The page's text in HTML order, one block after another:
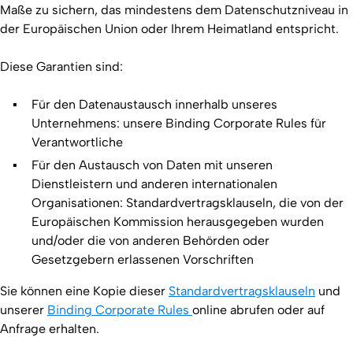
Maße zu sichern, das mindestens dem Datenschutzniveau in
der Europäischen Union oder Ihrem Heimatland entspricht.
Diese Garantien sind:
Für den Datenaustausch innerhalb unseres
Unternehmens: unsere Binding Corporate Rules für
Verantwortliche
Für den Austausch von Daten mit unseren
Dienstleistern und anderen internationalen
Organisationen: Standardvertragsklauseln, die von der
Europäischen Kommission herausgegeben wurden
und/oder die von anderen Behörden oder
Gesetzgebern erlassenen Vorschriften
Sie können eine Kopie dieser Standardvertragsklauseln und
unserer Binding Corporate Rules online abrufen oder auf
Anfrage erhalten.